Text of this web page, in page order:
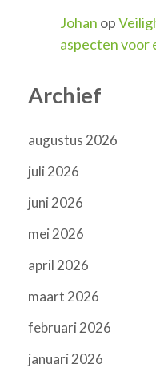
Johan op
aspecten voor
Archief
augustus 2026
juli 2026
juni 2026
mei 2026
april 2026
maart 2026
februari 2026
januari 2026